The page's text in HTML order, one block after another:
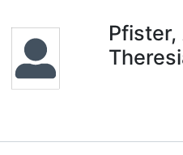
Places
Pfister,